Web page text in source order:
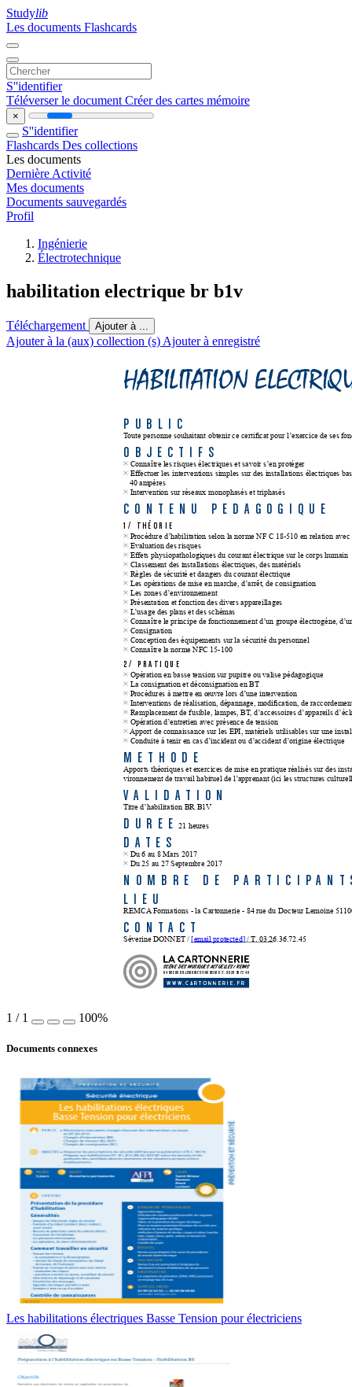
Studylib
Les documents Flashcards
S''identifier
Téléverser le document Créer des cartes mémoire
×
S''identifier
Flashcards Des collections
Les documents
Dernière Activité
Mes documents
Documents sauvegardés
Profil
Ingénierie
Électrotechnique
habilitation electrique br b1v
Téléchargement Ajouter à ...
Ajouter à la (aux) collection (s) Ajouter à enregistré
PUBLIC
Toute personne souhaitant obtenir ce certicat pour l’exercice de ses
OBJECTIFS
Connaître les risques électriques et savoir s’en protéger
Effectuer les interventions simples sur des installations électriques
40 ampères
Intervention sur réseaux monophasés et triphasés
CONTENU PEDAGOGIQUE
1/ THÉORIE
Procédure d’habilitation selon la norme NF C 18-510 en relation avec
Evaluation des risques
Effets physiopathologiques du courant électrique sur le corps humain
Classement des installations électriques, des matériels
Règles de sécurité et dangers du courant électrique
Les opérations de mise en marche, d’arrêt, de consignation
Les zones d’environnement
Présentation et fonction des divers appareillages
L’usage des plans et des schémas
Connaître le principe de fonctionnement d’un groupe électrogène,
Consignation
Conception des équipements sur la sécurité du personnel
Connaître la norme NFC 15-100
2/ PRATIQUE
Opération en basse tension sur pupitre ou valise pédagogique
La consignation et déconsignation en BT
Procédures à mettre en œuvre lors d’une intervention
Interventions de réalisation, dépannage, modication, de
Remplacement de fusible, lampes, BT, d’accessoires d’appareils
Opération d’entretien avec présence de tension
Apport de connaissance sur les EPI, matériels utilisables sur une
Conduite à tenir en cas d’incident ou d’accident d’origine électrique
METHODE
Apports théoriques et exercices de mise en pratique réalisés sur des
vironnement de travail habituel de l’apprenant (ici les structures
VALIDA TION
Titre d’habilitation BR B1V
DUREE 21 heures
DA TES
Du 6 au 8 Mars 2017
Du 25 au 27 Septembre 2017
NOMBRE DE PARTICIP
LIEU
REMCA Formations - la Cartonnerie - 84 rue du Docteur Lemoine
CONTACT
Séverine DONNET / [email protected] / T. 03.26.36.72.45
HABILITATION
Scène des Musiques Actuelles I Reims
84 RUE DU DR. LEMOINE 51100 REIMS T. 03 26 36 72 40
WWW.CARTONNERIE.FR
1 / 1 100%
Documents connexes
Les habilitations électriques Basse Tension pour électriciens